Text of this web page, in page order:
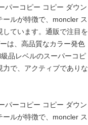
パーコピー コピー ダウン
ルが特徴で、moncler ス
ています。通販で注目を
は、高品質なカラー発色
品レベルのスーパーコピ
で、アクティブでありな
パーコピー コピー ダウン
ルが特徴で、moncler ス